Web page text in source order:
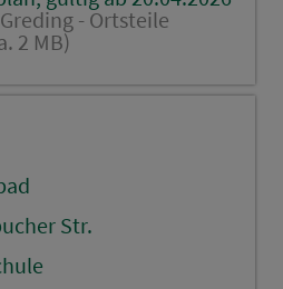
- Ortsteile
2 MB)
Str.